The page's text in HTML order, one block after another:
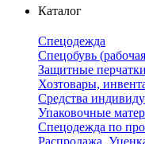
Каталог
Спецодежда
Спецобувь
Защитные перчатки
Хозтовары,
Средства
Упаковочные
Спецодежда по
Распродажа,